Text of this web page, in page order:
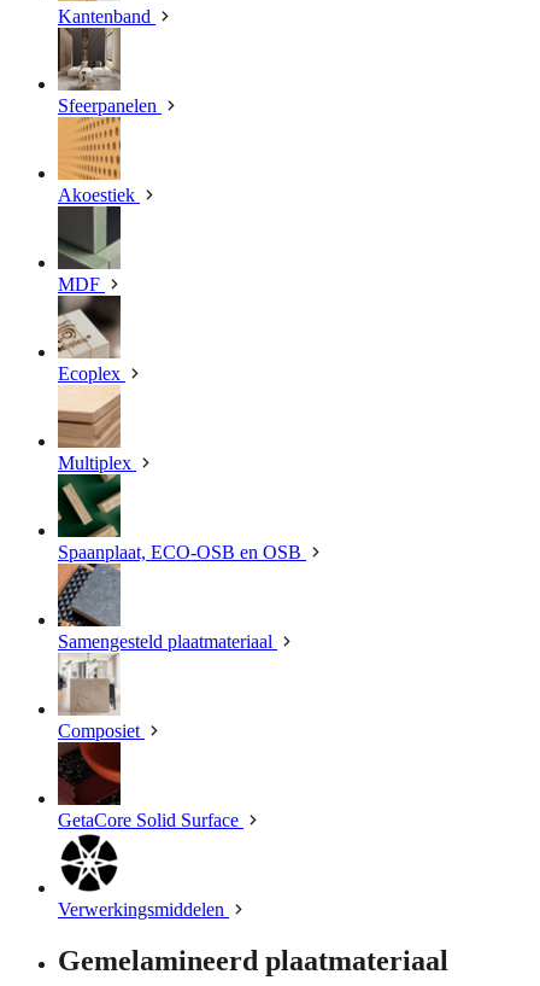
Kantenband
Sfeerpanelen
Akoestiek
MDF
Ecoplex
Multiplex
Spaanplaat, ECO-OSB en OSB
Samengesteld plaatmateriaal
Composiet
GetaCore Solid Surface
Verwerkingsmiddelen
Gemelamineerd plaatmateriaal